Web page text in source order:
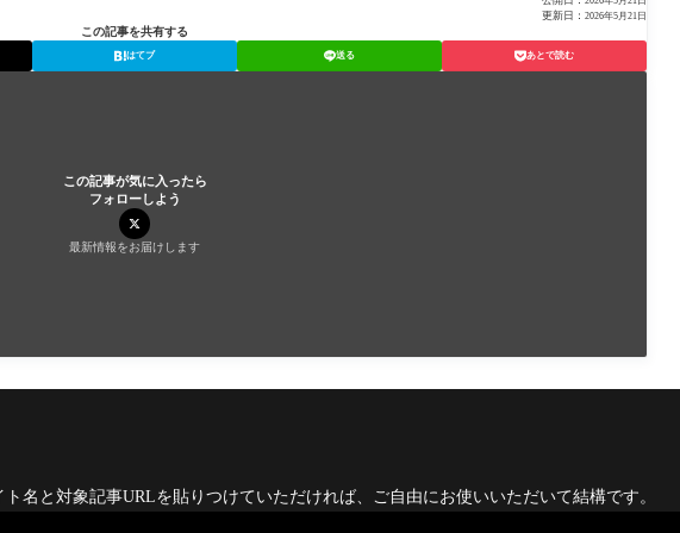
更新日： 2026年5月21日
この記事を共有する
はてブ 送る あとで読む
この記事が気に入ったら
フォローしよう
最新情報をお届けします
名と対象記事URLを貼りつけていただければ、ご自由にお使いいただいて結構です。